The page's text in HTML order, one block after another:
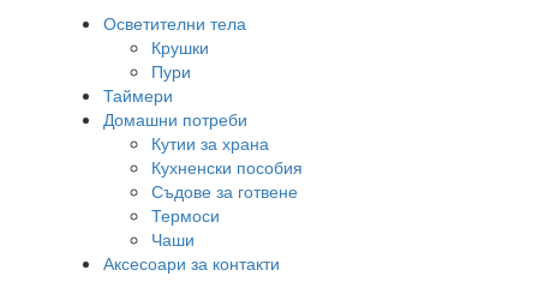
Осветителни тела
Крушки
Пури
Таймери
Домашни потреби
Кутии за храна
Кухненски пособия
Съдове за готвене
Термоси
Чаши
Аксесоари за контакти